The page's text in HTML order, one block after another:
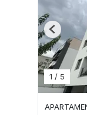
1 / 5
Previous